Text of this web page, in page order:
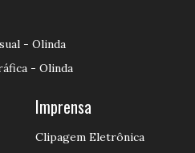
- Olinda
- Olinda
Imprensa
Clipagem Eletrônica